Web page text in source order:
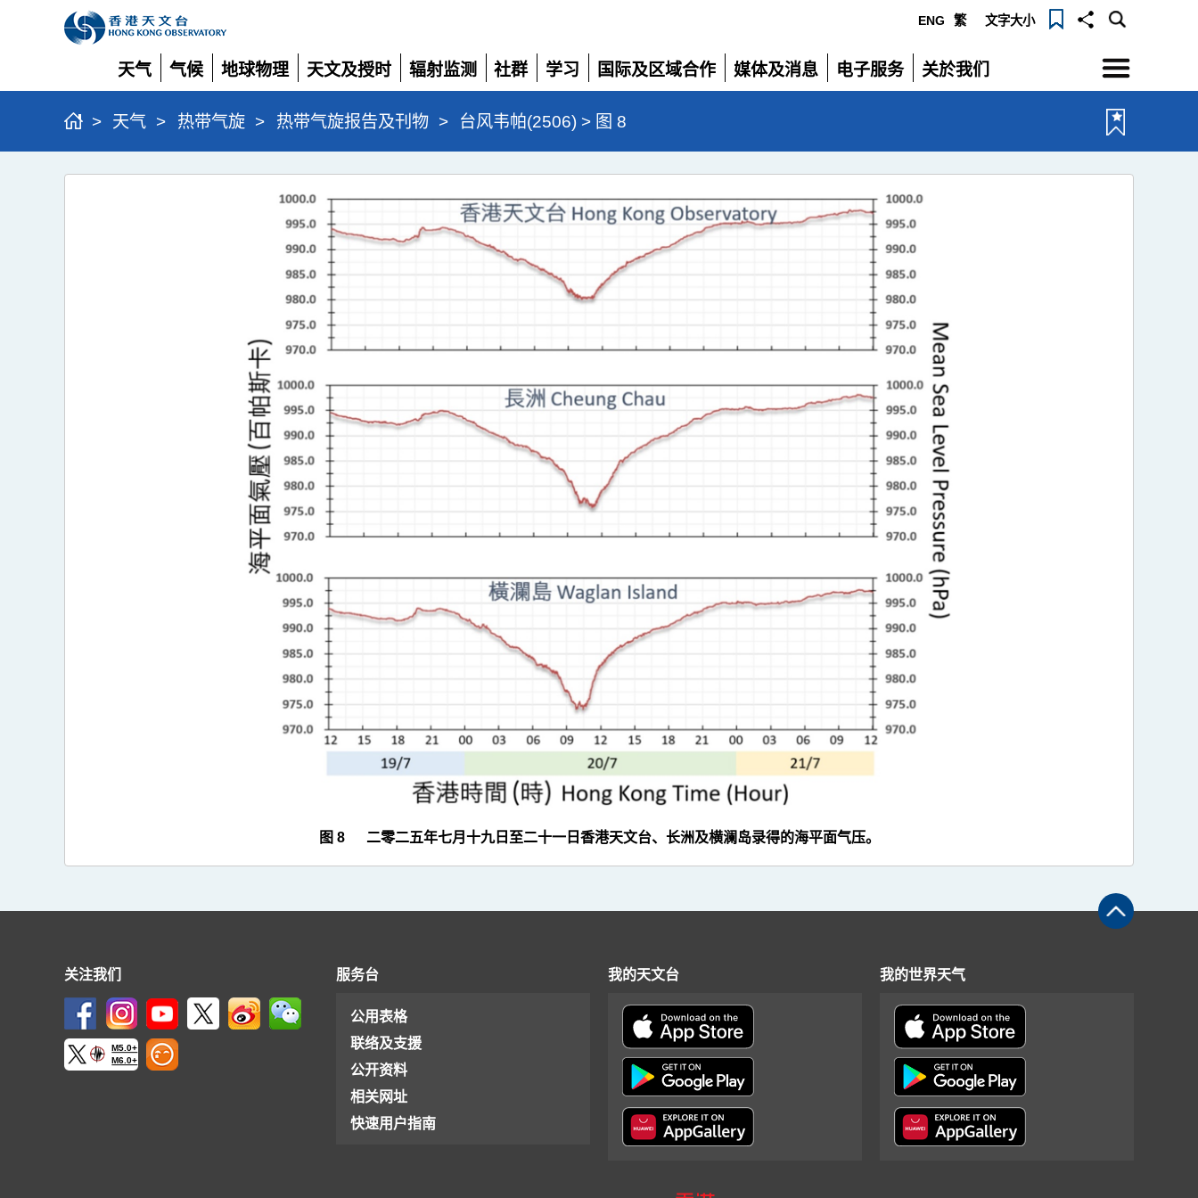
ENG 繁 文字大小
天气
展
开
气候
展
开
地球物理
展
开
天文及授时
展
开
辐射监测
展
开
社群
展
开
学习
展
开
国际及区域合作
展
开
媒体及消息
展
电子服务
展
关於我们
展
选
单
> 天气 > 热带气旋 > 热带气旋报告及刊物 > 台风韦帕(2506) > 图 8
台
图 8 二零二五年七月十九日至二十一日香港天文台、长洲及横澜岛录得的海平面气压。
关注我们
M5.0+
M6.0+
服务台
公用表格
联络及支援
公开资料
相关网址
快速用户指南
我的天文台 我的世界天气